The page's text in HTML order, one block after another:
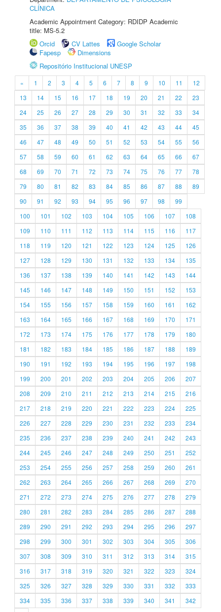
CLÍNICA
Academic Appointment Category: RDIDP Academic
title: MS-5.2
Orcid
CV Lattes
Google Scholar
Fapesp
Dimensions
Repositório Institucional UNESP
« 1 2 3 4 5 6 7 8 9 10 11
12
13
14 15 16 17 18 19 20 21 22
23
24
25 26 27 28 29 30 31 32 33
34
35
36 37 38 39 40 41 42 43 44
45
46
47 48 49 50 51 52 53 54 55
56
57
58 59 60 61 62 63 64 65 66
67
68
69 70 71 72 73 74 75 76 77
78
79
80 81 82 83 84 85 86 87 88
89
90
91 92 93 94 95 96 97 98
99
100
101 102 103 104 105 106 107
108
109
110 111 112 113 114 115 116
117
118
119 120 121 122 123 124 125
126
127
128 129 130 131 132 133 134
135
136
137 138 139 140 141 142 143
144
145
146 147 148 149 150 151 152
153
154
155 156 157 158 159 160 161
162
163
164 165 166 167 168 169 170
171
172
173 174 175 176 177 178 179
180
181
182 183 184 185 186 187 188
189
190
191 192 193 194 195 196 197
198
199
200 201 202 203 204 205 206
207
208
209 210 211 212 213 214 215
216
217
218 219 220 221 222 223 224
225
226
227 228 229 230 231 232 233
234
235
236 237 238 239 240 241 242
243
244
245 246 247 248 249 250 251
252
253
254 255 256 257 258 259 260
261
262
263 264 265 266 267 268 269
270
271
272 273 274 275 276 277 278
279
280
281 282 283 284 285 286 287
288
289
290 291 292 293 294 295 296
297
298
299 300 301 302 303 304 305
306
307
308 309 310 311 312 313 314
315
316
317 318 319 320 321 322 323
324
325
326 327 328 329 330 331 332
333
334
335 336 337 338 339 340 341
342